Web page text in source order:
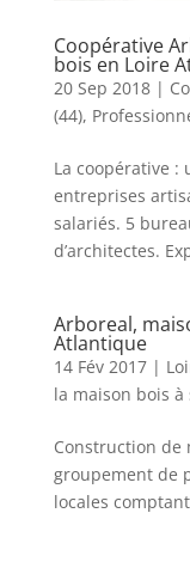
Coopérative
bois en Loire
20 Sep 2018|
(44),
La coopérative :
entreprises
salariés. 5
d’architectes.
Arboreal,
Atlantique
14 Fév 2017|
la maison bois à
Construction de
groupement de
locales